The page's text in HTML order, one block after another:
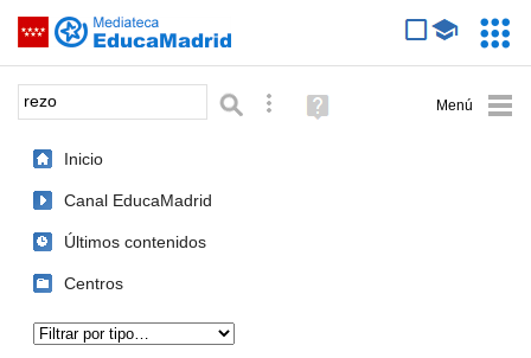
Saltar navegación
Palabra o frase: Búsqueda avanzada
Ayuda
(en
Inicio
Canal EducaMadrid
Últimos contenidos
Centros